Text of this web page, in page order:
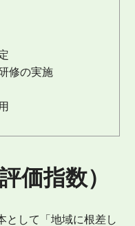
修の実施
価指数）
として「地域に根差し